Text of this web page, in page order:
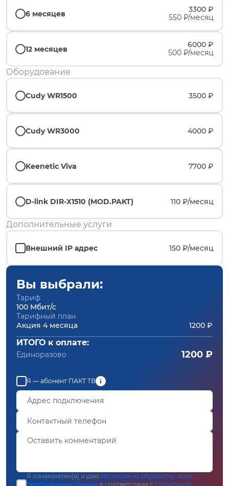
6 месяцев
3300 ₽
550 ₽/месяц
12 месяцев
6000 ₽
500 ₽/месяц
Оборудование
Cudy WR1500 3500 ₽
Cudy WR3000 4000 ₽
Keenetic Viva 7700 ₽
D-link DIR-X1510 (MOD.PAKT) 110 ₽/месяц
Дополнительные услуги
Внешний IP адрес 150 ₽/месяц
Вы выбрали:
Тариф
100 Мбит/с
Тарифный план
Акция 4 месяца
1200 ₽
ИТОГО к оплате:
Единоразово 1200 ₽
Я — абонент ПАКТ ТВ
Я ознакомлен(а) и даю согласие на обработку моих
персональных данных в соответствии с Политикой